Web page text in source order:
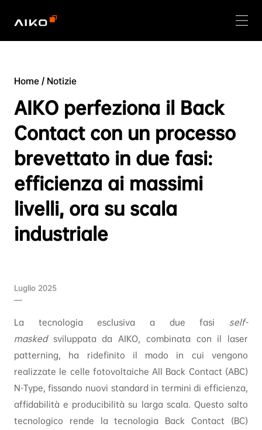
Home/ Notizie
AIKO perfeziona il Back
Contact con un processo
brevettato in due fasi:
efficienza ai massimi
livelli, ora su scala
industriale
Luglio 2025
La tecnologia esclusiva a due fasi self-
maskedsviluppata da AIKO, combinata con il laser
patterning, ha ridefinito il modo in cui vengono
realizzate le celle fotovoltaiche All Back Contact (ABC)
N-Type, fissando nuovi standard in termini di efficienza,
affidabilità e producibilità su larga scala. Questo salto
tecnologico rende la tecnologia Back Contact (BC)